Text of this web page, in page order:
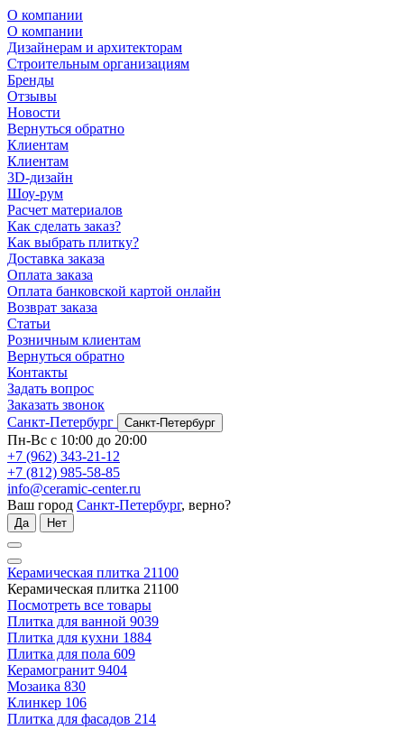
О компании
О компании
Дизайнерам и архитекторам
Строительным организациям
Бренды
Отзывы
Новости
Вернуться обратно
Клиентам
Клиентам
3D-дизайн
Шоу-рум
Расчет материалов
Как сделать заказ?
Как выбрать плитку?
Доставка заказа
Оплата заказа
Оплата банковской картой онлайн
Возврат заказа
Статьи
Розничным клиентам
Вернуться обратно
Контакты
Задать вопрос
Заказать звонок
Санкт-Петербург
Санкт-Петербург
Пн-Вс с 10:00 до 20:00
+7 (962) 343-21-12
+7 (812) 985-58-85
info@ceramic-center.ru
Ваш город Санкт-Петербург, верно?
Да Нет
Керамическая плитка 21100
Керамическая плитка 21100
Посмотреть все товары
Плитка для ванной 9039
Плитка для кухни 1884
Плитка для пола 609
Керамогранит 9404
Мозаика 830
Клинкер 106
Плитка для фасадов 214